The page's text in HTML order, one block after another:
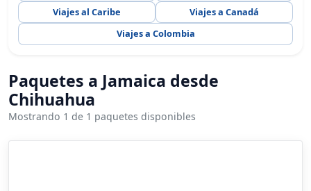
Viajes al Caribe
Viajes a Canadá
Viajes a Colombia
Paquetes a Jamaica desde
Chihuahua
Mostrando 1 de 1 paquetes disponibles